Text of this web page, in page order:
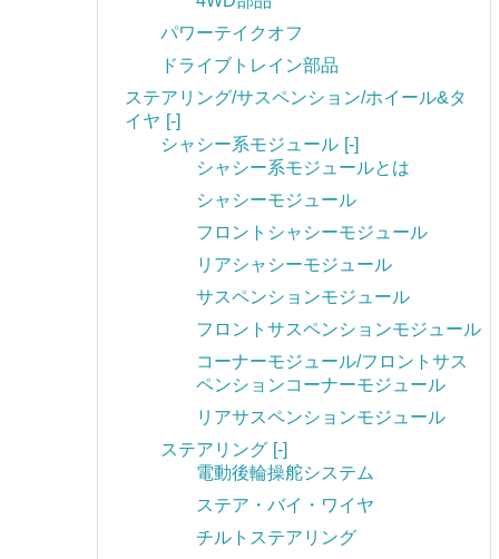
パワーテイクオフ
ドライブトレイン部品
ステアリング/サスペンション/ホイール&タ
イヤ [-]
シャシー系モジュール [-]
シャシー系モジュールとは
シャシーモジュール
フロントシャシーモジュール
リアシャシーモジュール
サスペンションモジュール
フロントサスペンションモジュール
コーナーモジュール/フロントサス
ペンションコーナーモジュール
リアサスペンションモジュール
ステアリング [-]
電動後輪操舵システム
ステア・バイ・ワイヤ
チルトステアリング